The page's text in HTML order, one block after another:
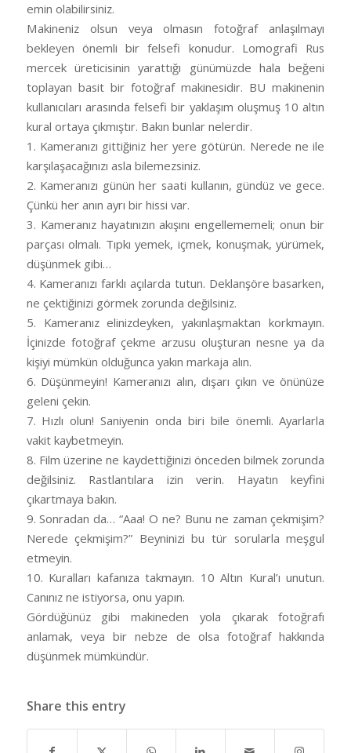
emin olabilirsiniz.
Makineniz olsun veya olmasın fotoğraf anlaşılmayı
bekleyen önemli bir felsefi konudur. Lomografi Rus
mercek üreticisinin yarattığı günümüzde hala beğeni
toplayan basit bir fotoğraf makinesidir. BU makinenin
kullanıcıları arasında felsefi bir yaklaşım oluşmuş 10 altın
kural ortaya çıkmıştır. Bakın bunlar nelerdir.
1. Kameranızı gittiğiniz her yere götürün. Nerede ne ile
karşılaşacağınızı asla bilemezsiniz.
2. Kameranızı günün her saati kullanın, gündüz ve gece.
Çünkü her anın ayrı bir hissi var.
3. Kameranız hayatınızın akışını engellememeli; onun bir
parçası olmalı. Tıpkı yemek, içmek, konuşmak, yürümek,
düşünmek gibi…
4. Kameranızı farklı açılarda tutun. Deklanşöre basarken,
ne çektiğinizi görmek zorunda değilsiniz.
5. Kameranız elinizdeyken, yakınlaşmaktan korkmayın.
İçinizde fotoğraf çekme arzusu oluşturan nesne ya da
kişiyi mümkün olduğunca yakın markaja alın.
6. Düşünmeyin! Kameranızı alın, dışarı çıkın ve önünüze
geleni çekin.
7. Hızlı olun! Saniyenin onda biri bile önemli. Ayarlarla
vakit kaybetmeyin.
8. Film üzerine ne kaydettiğinizi önceden bilmek zorunda
değilsiniz. Rastlantılara izin verin. Hayatın keyfini
çıkartmaya bakın.
9. Sonradan da… “Aaa! O ne? Bunu ne zaman çekmişim?
Nerede çekmişim?” Beyninizi bu tür sorularla meşgul
etmeyin.
10. Kuralları kafanıza takmayın. 10 Altın Kural’ı unutun.
Canınız ne istiyorsa, onu yapın.
Gördüğünüz gibi makineden yola çıkarak fotoğrafı
anlamak, veya bir nebze de olsa fotoğraf hakkında
düşünmek mümkündür.
Share this entry